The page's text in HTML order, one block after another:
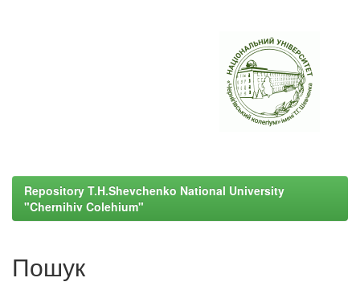
Repository T.H.Shevchenko National University
"Chernihiv Colehium"
Пошук